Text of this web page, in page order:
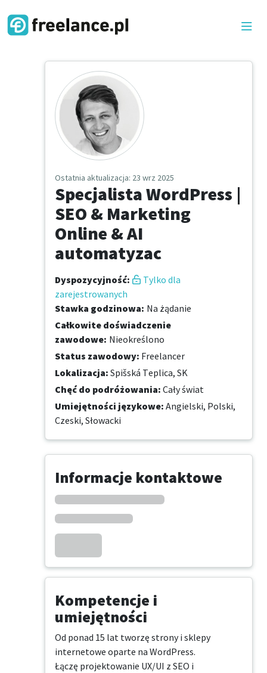
Ostatnia aktualizacja: 23 wrz 2025
Specjalista WordPress |
SEO & Marketing
Online & AI
automatyzac
Dyspozycyjność:
Tylko dla
zarejestrowanych
Stawka godzinowa: Na żądanie
Całkowite doświadczenie
zawodowe: Nieokreślono
Status zawodowy: Freelancer
Lokalizacja: Spišská Teplica, SK
Chęć do podróżowania: Cały świat
Umiejętności językowe: Angielski, Polski,
Czeski, Słowacki
Informacje kontaktowe
Kompetencje i
umiejętności
Od ponad 15 lat tworzę strony i sklepy
internetowe oparte na WordPress.
Łączę projektowanie UX/UI z SEO i